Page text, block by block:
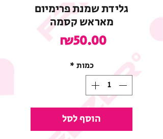
גלידת שמנת פרימיום
מאראש קסמה
₪50.00 מחיר
כמות *
הוסף לסל